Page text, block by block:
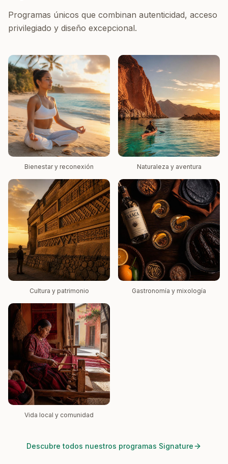
Programas únicos que combinan autenticidad, acceso
privilegiado y diseño excepcional.
Bienestar y reconexión Naturaleza y aventura
Cultura y patrimonio Gastronomía y mixología
Vida local y comunidad
Descubre todos nuestros programas Signature